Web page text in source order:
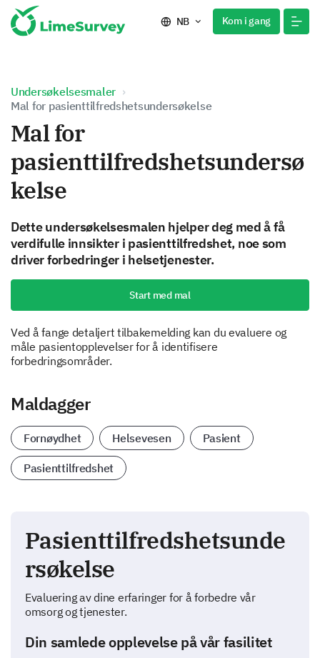
NB Kom i gang
Undersøkelsesmaler
Mal for pasienttilfredshetsundersøkelse
Mal for
pasienttilfredshetsundersø
kelse
Dette undersøkelsesmalen hjelper deg med å få
verdifulle innsikter i pasienttilfredshet, noe som
driver forbedringer i helsetjenester.
Start med mal
Ved å fange detaljert tilbakemelding kan du evaluere og
måle pasientopplevelser for å identifisere
forbedringsområder.
Maldagger
Fornøydhet Helsevesen Pasient
Pasienttilfredshet
Pasienttilfredshetsunde
rsøkelse
Evaluering av dine erfaringer for å forbedre vår
omsorg og tjenester.
Din samlede opplevelse på vår fasilitet